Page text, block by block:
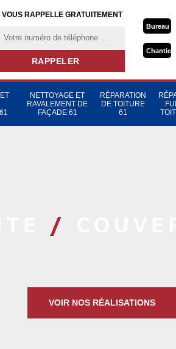
VOUS RAPPELLE GRATUITEMENT
Bureau
Chantier
NETTOYAGE ET
RAVALEMENT DE
FAÇADE 61
RÉPARATION
DE TOITURE
61
VOIR NOS RÉALISATIONS